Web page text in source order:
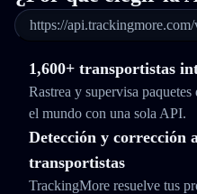
https://
1,600+ transportistas
Rastrea y supervisa
el mundo con una sola API.
Detección y corrección
transportistas
TrackingMore resuelve tus